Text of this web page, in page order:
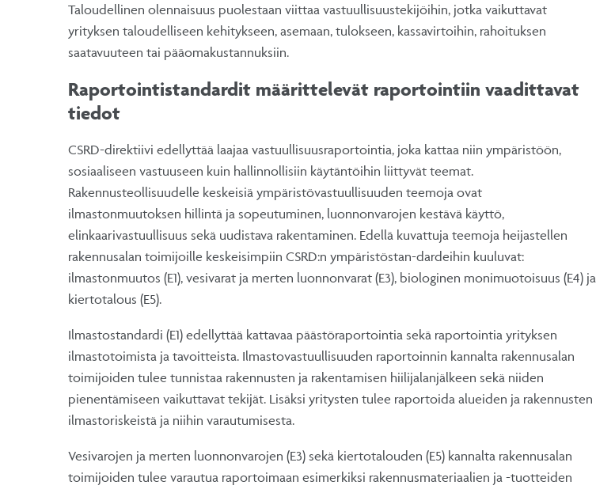
Taloudellinen olennaisuus puolestaan viittaa vastuullisuustekijöihin, jotka vaikuttavat
yrityksen taloudelliseen kehitykseen, asemaan, tulokseen, kassavirtoihin, rahoituksen
saatavuuteen tai pääomakustannuksiin.
Raportointistandardit määrittelevät raportointiin vaadittavat
tiedot
CSRD-direktiivi edellyttää laajaa vastuullisuusraportointia, joka kattaa niin ympäristöön,
sosiaaliseen vastuuseen kuin hallinnollisiin käytäntöihin liittyvät teemat.
Rakennusteollisuudelle keskeisiä ympäristövastuullisuuden teemoja ovat
ilmastonmuutoksen hillintä ja sopeutuminen, luonnonvarojen kestävä käyttö,
elinkaarivastuullisuus sekä uudistava rakentaminen. Edellä kuvattuja teemoja heijastellen
rakennusalan toimijoille keskeisimpiin CSRD:n ympäristöstan-dardeihin kuuluvat:
ilmastonmuutos (E1), vesivarat ja merten luonnonvarat (E3), biologinen monimuotoisuus (E4) ja
kiertotalous (E5).
Ilmastostandardi (E1) edellyttää kattavaa päästöraportointia sekä raportointia yrityksen
ilmastotoimista ja tavoitteista. Ilmastovastuullisuuden raportoinnin kannalta rakennusalan
toimijoiden tulee tunnistaa rakennusten ja rakentamisen hiilijalanjälkeen sekä niiden
pienentämiseen vaikuttavat tekijät. Lisäksi yritysten tulee raportoida alueiden ja rakennusten
ilmastoriskeistä ja niihin varautumisesta.
Vesivarojen ja merten luonnonvarojen (E3) sekä kiertotalouden (E5) kannalta rakennusalan
toimijoiden tulee varautua raportoimaan esimerkiksi rakennusmateriaalien ja -tuotteiden